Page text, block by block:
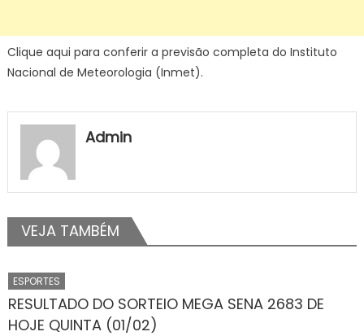
Clique aqui para conferir a previsão completa do Instituto
Nacional de Meteorologia (Inmet).
Admin
VEJA TAMBÉM
ESPORTES
RESULTADO DO SORTEIO MEGA SENA 2683 DE
HOJE QUINTA (01/02)